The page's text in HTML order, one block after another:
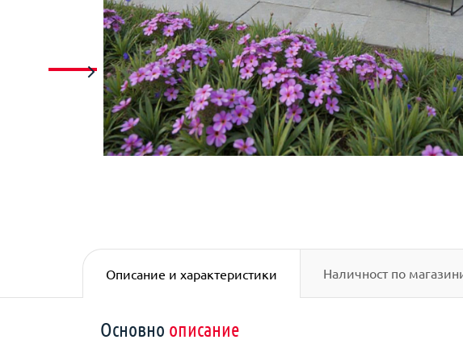
Описание и характеристики Наличност по
Основно описание